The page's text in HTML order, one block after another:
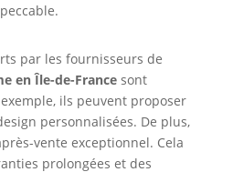
par les fournisseurs de
en Île-de-Francesont
ils peuvent proposer
personnalisées. De plus,
vente exceptionnel. Cela
prolongées et des